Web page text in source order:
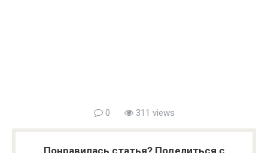
0 311 views
Понравилась статья? Поделиться с